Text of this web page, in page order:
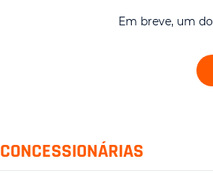
Em breve, um
CONCESSIONÁRIAS